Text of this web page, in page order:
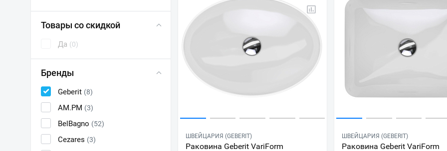
Товары со скидкой
Да (0)
Бренды
Geberit (8)
AM.PM (3)
BelBagno (52)
Cezares (3) ШВЕЙЦАРИЯ (GEBERIT)
Раковина Geberit VariForm
ШВЕЙЦАРИЯ (GEBERIT)
Раковина Geberit VariForm